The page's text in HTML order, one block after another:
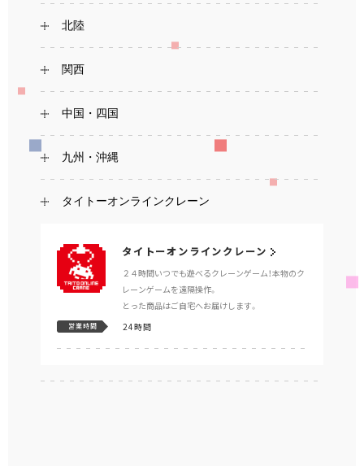
北陸
関西
中国・四国
九州・沖縄
タイトーオンラインクレーン
タイトーオンラインクレーン
２４時間いつでも遊べるクレーンゲーム！本物のク
レーンゲームを遠隔操作。
とった商品はご自宅へお届けします。
営業時間 24時間